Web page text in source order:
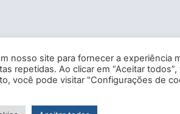
nosso site para fornecer a experiência
repetidas. Ao clicar em “Aceitar
você pode visitar "Configurações de